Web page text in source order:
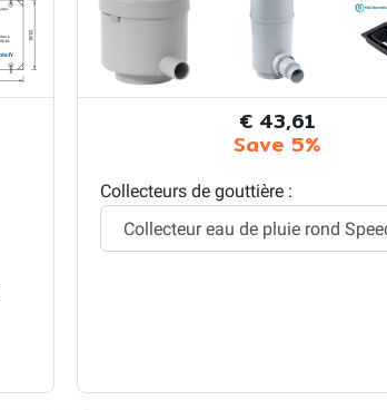
€ 43,61
Save 5%
Collecteurs de gouttière :